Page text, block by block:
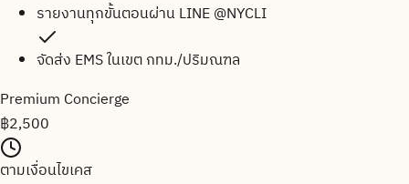
รายงานทุกขั้นตอนผ่าน LINE @NYCLI
จัดส่ง EMS ในเขต กทม./ปริมณฑล
Premium Concierge
฿2,500
ตามเงื่อนไขเคส